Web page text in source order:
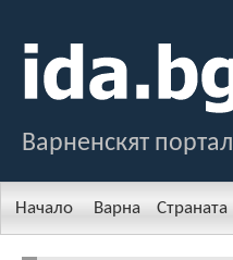
Варненскят портал
Начало Варна Страната